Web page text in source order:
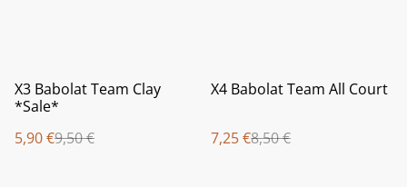
%
X3 Babolat Team Clay
*Sale*
5,90 €9,50 €
%
X4 Babolat Team All Court
7,25 €8,50 €